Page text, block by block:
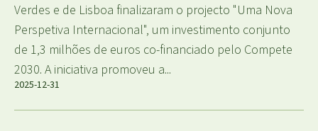
Verdes e de Lisboa finalizaram o projecto "Uma Nova
Perspetiva Internacional", um investimento conjunto
de 1,3 milhões de euros co-financiado pelo Compete
2030. A iniciativa promoveu a...
2025-12-31